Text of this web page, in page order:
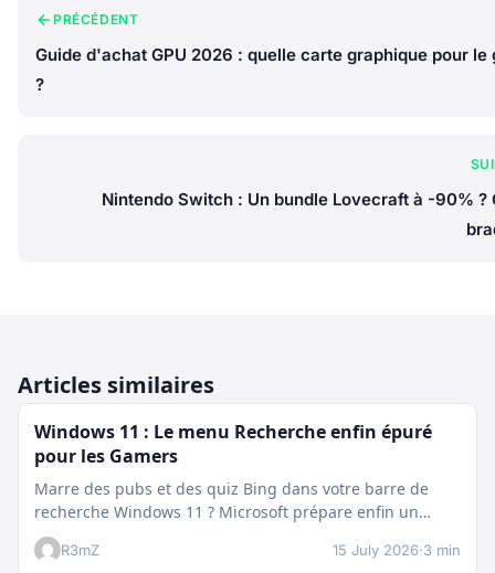
PRÉCÉDENT
Guide d'achat GPU 2026 : quelle carte graphique pour le
?
Nintendo Switch : Un bundle Lovecraft à -90% ?
Articles similaires
Windows 11 : Le menu Recherche enfin épuré
pour les Gamers
Marre des pubs et des quiz Bing dans votre barre de
recherche Windows 11 ? Microsoft prépare enfin un
nettoyage…
R3mZ 15 July 2026·3 min